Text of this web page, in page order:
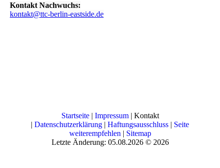
Kontakt Nachwuchs:
kontakt@ttc-berlin-eastside.de
Startseite| Impressum| Kontakt
| Datenschutzerklärung | Haftungsausschluss | Seite
weiterempfehlen | Sitemap
Letzte Änderung: 05.08.2026 © 2026